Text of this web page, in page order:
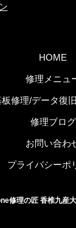
HOME
修理メニュ
板修理/データ復
修理ブログ
お問い合わ
プライバシーポ
修理の匠 香椎九産